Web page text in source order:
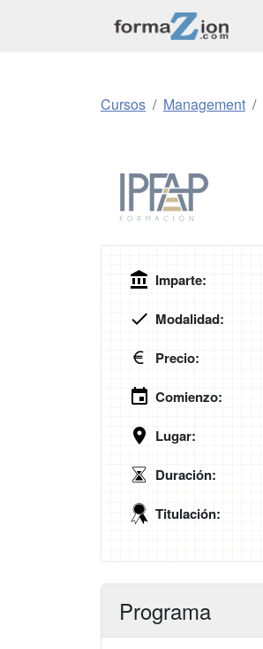
Cursos Management
Imparte:
Modalidad:
Precio:
Comienzo:
Lugar:
Duración:
Titulación:
Programa